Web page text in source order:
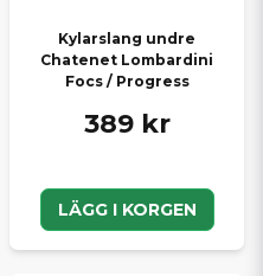
Kylarslang undre
Chatenet Lombardini
Focs / Progress
389 kr
LÄGG I KORGEN